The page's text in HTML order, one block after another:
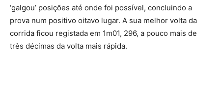
‘galgou’ posições até onde foi possível, concluindo a
prova num positivo oitavo lugar. A sua melhor volta da
corrida ficou registada em 1m01, 296, a pouco mais de
três décimas da volta mais rápida.